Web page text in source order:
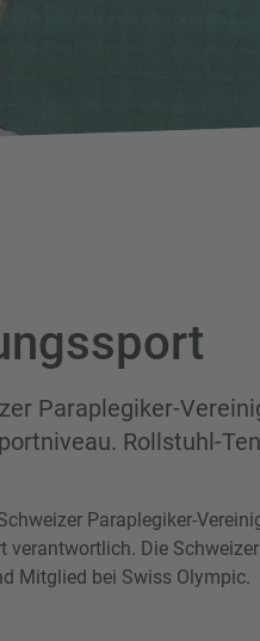
Paraplegiker-
Rollstuhl-
Paraplegiker-
verantwortlich. Die
Mitglied bei Swiss Olympic.